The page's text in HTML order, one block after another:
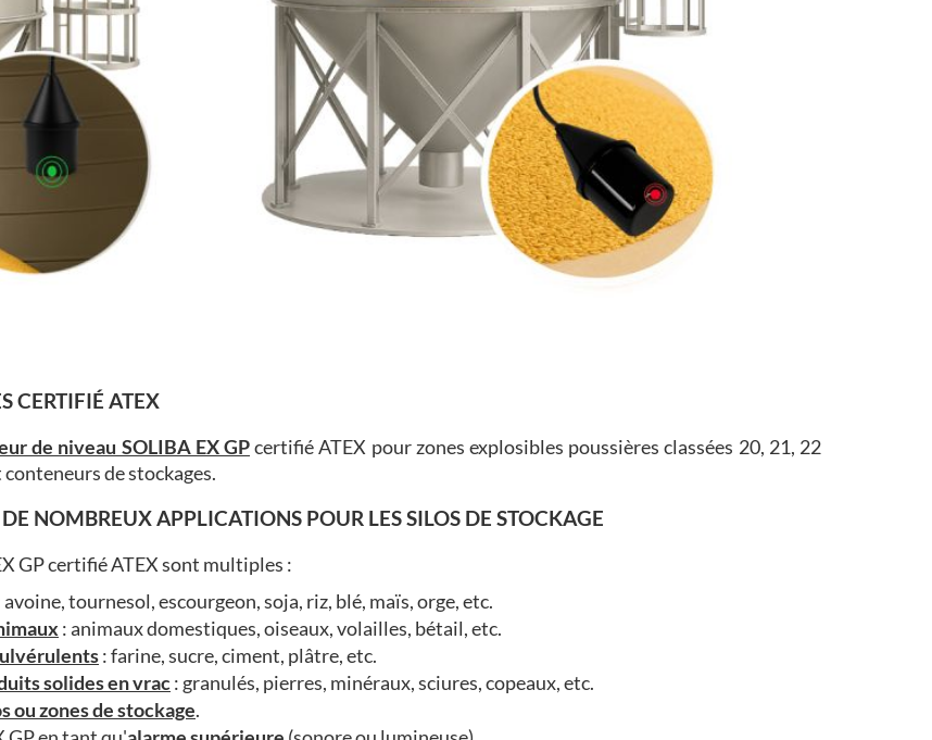
CERTIFIÉ ATEX
de niveau SOLIBA EX GPcertifié ATEX pour zones explosibles poussières classées 20, 21, 22
de stockages.
NOMBREUX APPLICATIONS POUR LES SILOS DE STOCKAGE
GP certifié ATEX sont multiples :
avoine, tournesol, escourgeon, soja, riz, blé, maïs, orge, etc.
: animaux domestiques, oiseaux, volailles, bétail, etc.
: farine, sucre, ciment, plâtre, etc.
solides en vrac: granulés, pierres, minéraux, sciures, copeaux, etc.
ou zones de stockage.